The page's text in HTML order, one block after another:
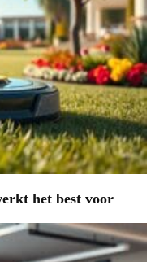
het best voor